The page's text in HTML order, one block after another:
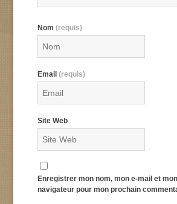
Nom(requis)
Email(requis)
Site Web
Enregistrer mon nom, mon e-mail et
navigateur pour mon prochain